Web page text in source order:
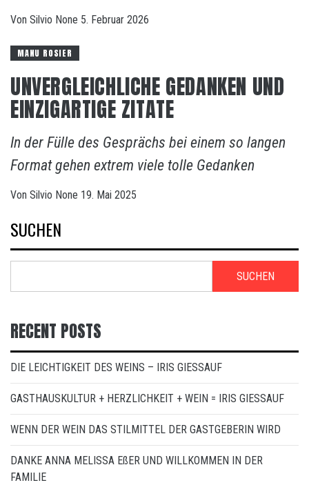
Von Silvio None 5. Februar 2026
MANU ROSIER
UNVERGLEICHLICHE GEDANKEN UND
EINZIGARTIGE ZITATE
In der Fülle des Gesprächs bei einem so langen
Format gehen extrem viele tolle Gedanken
Von Silvio None 19. Mai 2025
SUCHEN
SUCHEN
RECENT POSTS
DIE LEICHTIGKEIT DES WEINS – IRIS GIESSAUF
GASTHAUSKULTUR + HERZLICHKEIT + WEIN = IRIS GIESSAUF
WENN DER WEIN DAS STILMITTEL DER GASTGEBERIN WIRD
DANKE ANNA MELISSA EßER UND WILLKOMMEN IN DER
FAMILIE